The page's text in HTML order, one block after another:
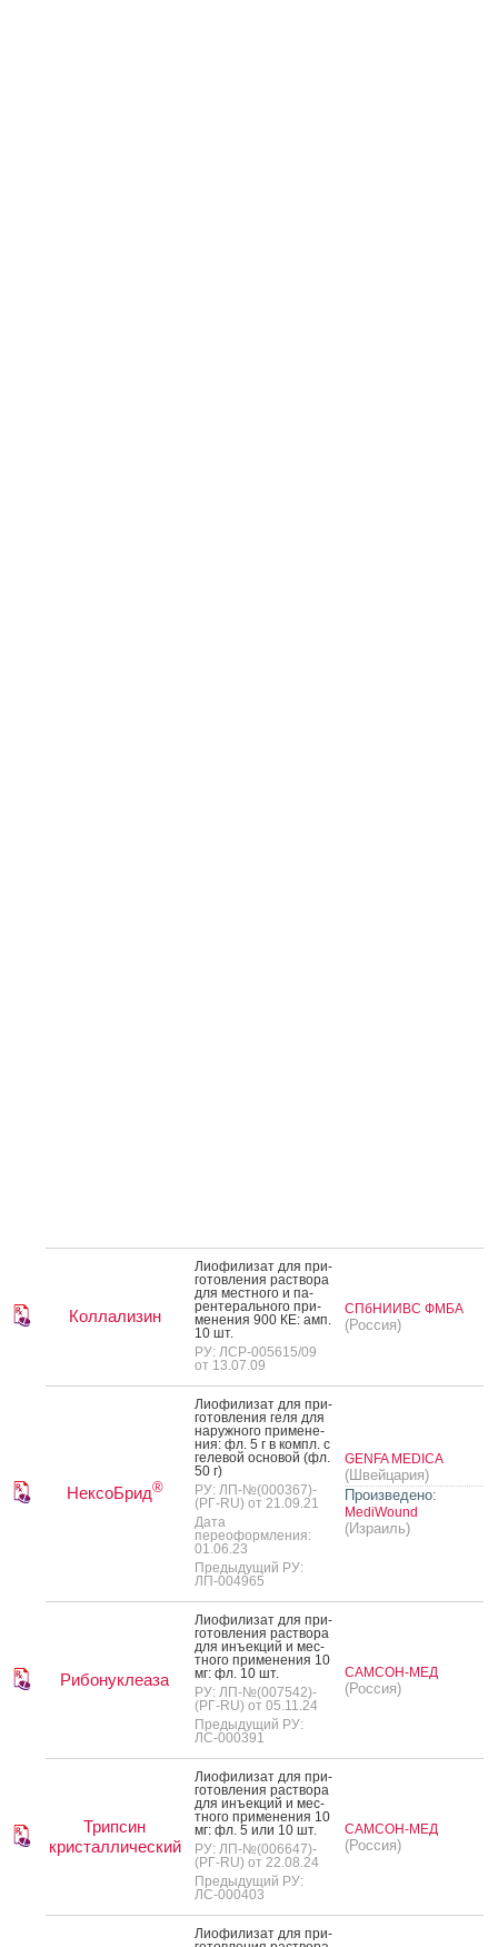
Коллализин
Ли­офи­лизат для при­
готов­ле­ния рас­тво­ра
для мес­тно­го и па­
рен­те­раль­но­го при­
мене­ния 900 КЕ: амп.
10 шт.
РУ: ЛСР-005615/09
от 13.07.09
СПбНИИВС ФМБА
(Россия)
НексоБрид®
Ли­офи­лизат для при­
готов­ле­ния ге­ля для
на­руж­но­го при­мене­
ния: фл. 5 г в компл. с
ге­левой ос­но­вой (фл.
50 г)
РУ: ЛП-№(000367)-
(РГ-RU) от 21.09.21
Дата
переоформления:
01.06.23
Предыдущий РУ:
ЛП-004965
GENFA MEDICA
(Швейцария)
Произведено:
MediWound
(Израиль)
Рибонуклеаза
Ли­офи­лизат для при­
готов­ле­ния рас­тво­ра
для инъ­ек­ций и мес­
тно­го при­мене­ния 10
мг: фл. 10 шт.
РУ: ЛП-№(007542)-
(РГ-RU) от 05.11.24
Предыдущий РУ:
ЛС-000391
САМСОН-МЕД
(Россия)
Трипсин
кристаллический
Ли­офи­лизат для при­
готов­ле­ния рас­тво­ра
для инъ­ек­ций и мес­
тно­го при­мене­ния 10
мг: фл. 5 или 10 шт.
РУ: ЛП-№(006647)-
(РГ-RU) от 22.08.24
Предыдущий РУ:
ЛС-000403
САМСОН-МЕД
(Россия)
Ли­офи­лизат для при­